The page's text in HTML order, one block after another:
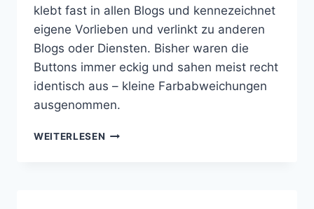
klebt fast in allen Blogs und kennezeichnet
eigene Vorlieben und verlinkt zu anderen
Blogs oder Diensten. Bisher waren die
Buttons immer eckig und sahen meist recht
identisch aus – kleine Farbabweichungen
ausgenommen.
WEITERLESEN BLOGBUTTONS